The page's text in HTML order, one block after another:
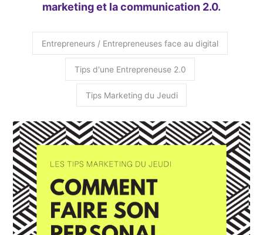
marketing et la communication 2.0.
Entrepreneurs / Entrepreneuses face au digital
Tips d'une Entrepreneuse 2.0
Tips Marketing du Jeudi